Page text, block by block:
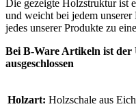
Die gezeigte Holzstruktur ist
und weicht bei jedem
jedes unserer Produkte zu
Bei B-Ware Artikeln ist der
ausgeschlossen
Holzart: Holzschale aus